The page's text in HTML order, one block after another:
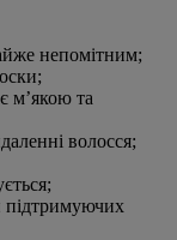
непомітним;
м’якою та
волосся;
підтримуючих